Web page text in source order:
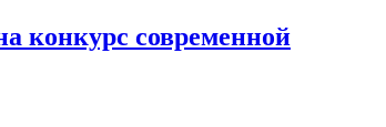
конкурс современной